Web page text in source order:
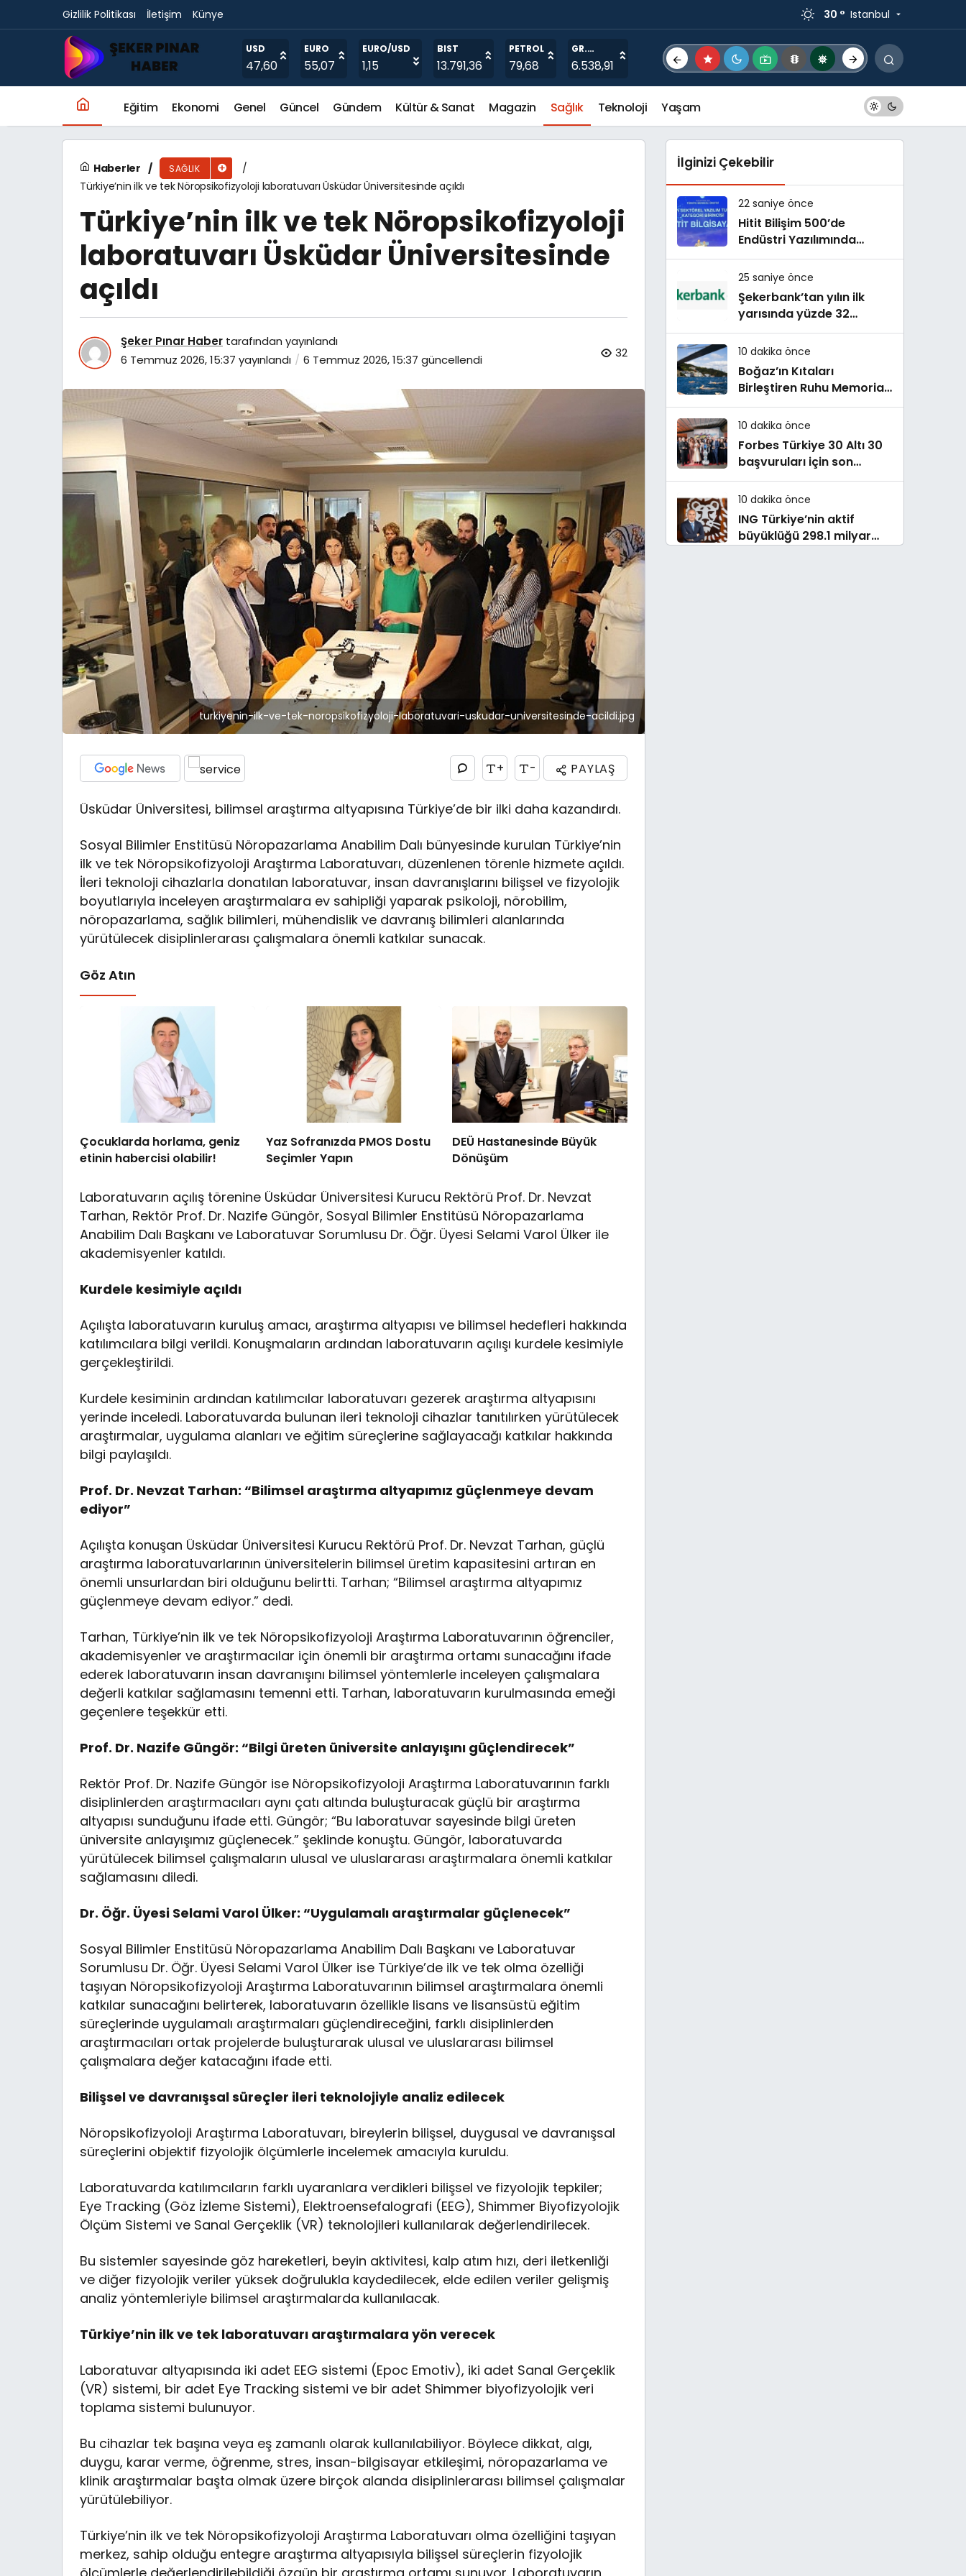
Gizlilik Politikası İletişim Künye 30 ° Istanbul
USD
47,60
EURO
55,07
EURO/USD
1,15
BIST
13.791,36
PETROL
79,68
GR.
ALTIN
6.538,91
Eğitim Ekonomi Genel Güncel Gündem Kültür & Sanat Magazin Sağlık Teknoloji Yaşam
Haberler SAĞLIK
Türkiye’nin ilk ve tek Nöropsikofizyoloji laboratuvarı Üsküdar Üniversitesinde açıldı
Türkiye’nin ilk ve tek Nöropsikofizyoloji
laboratuvarı Üsküdar Üniversitesinde
açıldı
Şeker Pınar Haber tarafından yayınlandı
6 Temmuz 2026, 15:37 yayınlandı 6 Temmuz 2026, 15:37 güncellendi 32
turkiyenin-ilk-ve-tek-noropsikofizyoloji-laboratuvari-uskudar-universitesinde-acildi.jpg
+ - PAYLAŞ
Üsküdar Üniversitesi, bilimsel araştırma altyapısına Türkiye’de bir ilki daha kazandırdı.
Sosyal Bilimler Enstitüsü Nöropazarlama Anabilim Dalı bünyesinde kurulan Türkiye’nin
ilk ve tek Nöropsikofizyoloji Araştırma Laboratuvarı, düzenlenen törenle hizmete açıldı.
İleri teknoloji cihazlarla donatılan laboratuvar, insan davranışlarını bilişsel ve fizyolojik
boyutlarıyla inceleyen araştırmalara ev sahipliği yaparak psikoloji, nörobilim,
nöropazarlama, sağlık bilimleri, mühendislik ve davranış bilimleri alanlarında
yürütülecek disiplinlerarası çalışmalara önemli katkılar sunacak.
Göz Atın
Çocuklarda horlama, geniz
etinin habercisi olabilir!
Yaz Sofranızda PMOS Dostu
Seçimler Yapın
DEÜ Hastanesinde Büyük
Dönüşüm
Laboratuvarın açılış törenine Üsküdar Üniversitesi Kurucu Rektörü Prof. Dr. Nevzat
Tarhan, Rektör Prof. Dr. Nazife Güngör, Sosyal Bilimler Enstitüsü Nöropazarlama
Anabilim Dalı Başkanı ve Laboratuvar Sorumlusu Dr. Öğr. Üyesi Selami Varol Ülker ile
akademisyenler katıldı.
Kurdele kesimiyle açıldı
Açılışta laboratuvarın kuruluş amacı, araştırma altyapısı ve bilimsel hedefleri hakkında
katılımcılara bilgi verildi. Konuşmaların ardından laboratuvarın açılışı kurdele kesimiyle
gerçekleştirildi.
Kurdele kesiminin ardından katılımcılar laboratuvarı gezerek araştırma altyapısını
yerinde inceledi. Laboratuvarda bulunan ileri teknoloji cihazlar tanıtılırken yürütülecek
araştırmalar, uygulama alanları ve eğitim süreçlerine sağlayacağı katkılar hakkında
bilgi paylaşıldı.
Prof. Dr. Nevzat Tarhan: “Bilimsel araştırma altyapımız güçlenmeye devam
ediyor”
Açılışta konuşan Üsküdar Üniversitesi Kurucu Rektörü Prof. Dr. Nevzat Tarhan, güçlü
araştırma laboratuvarlarının üniversitelerin bilimsel üretim kapasitesini artıran en
önemli unsurlardan biri olduğunu belirtti. Tarhan; “Bilimsel araştırma altyapımız
güçlenmeye devam ediyor.” dedi.
Tarhan, Türkiye’nin ilk ve tek Nöropsikofizyoloji Araştırma Laboratuvarının öğrenciler,
akademisyenler ve araştırmacılar için önemli bir araştırma ortamı sunacağını ifade
ederek laboratuvarın insan davranışını bilimsel yöntemlerle inceleyen çalışmalara
değerli katkılar sağlamasını temenni etti. Tarhan, laboratuvarın kurulmasında emeği
geçenlere teşekkür etti.
Prof. Dr. Nazife Güngör: “Bilgi üreten üniversite anlayışını güçlendirecek”
Rektör Prof. Dr. Nazife Güngör ise Nöropsikofizyoloji Araştırma Laboratuvarının farklı
disiplinlerden araştırmacıları aynı çatı altında buluşturacak güçlü bir araştırma
altyapısı sunduğunu ifade etti. Güngör; “Bu laboratuvar sayesinde bilgi üreten
üniversite anlayışımız güçlenecek.” şeklinde konuştu. Güngör, laboratuvarda
yürütülecek bilimsel çalışmaların ulusal ve uluslararası araştırmalara önemli katkılar
sağlamasını diledi.
Dr. Öğr. Üyesi Selami Varol Ülker: “Uygulamalı araştırmalar güçlenecek”
Sosyal Bilimler Enstitüsü Nöropazarlama Anabilim Dalı Başkanı ve Laboratuvar
Sorumlusu Dr. Öğr. Üyesi Selami Varol Ülker ise Türkiye’de ilk ve tek olma özelliği
taşıyan Nöropsikofizyoloji Araştırma Laboratuvarının bilimsel araştırmalara önemli
katkılar sunacağını belirterek, laboratuvarın özellikle lisans ve lisansüstü eğitim
süreçlerinde uygulamalı araştırmaları güçlendireceğini, farklı disiplinlerden
araştırmacıları ortak projelerde buluşturarak ulusal ve uluslararası bilimsel
çalışmalara değer katacağını ifade etti.
Bilişsel ve davranışsal süreçler ileri teknolojiyle analiz edilecek
Nöropsikofizyoloji Araştırma Laboratuvarı, bireylerin bilişsel, duygusal ve davranışsal
süreçlerini objektif fizyolojik ölçümlerle incelemek amacıyla kuruldu.
Laboratuvarda katılımcıların farklı uyaranlara verdikleri bilişsel ve fizyolojik tepkiler;
Eye Tracking (Göz İzleme Sistemi), Elektroensefalografi (EEG), Shimmer Biyofizyolojik
Ölçüm Sistemi ve Sanal Gerçeklik (VR) teknolojileri kullanılarak değerlendirilecek.
Bu sistemler sayesinde göz hareketleri, beyin aktivitesi, kalp atım hızı, deri iletkenliği
ve diğer fizyolojik veriler yüksek doğrulukla kaydedilecek, elde edilen veriler gelişmiş
analiz yöntemleriyle bilimsel araştırmalarda kullanılacak.
Türkiye’nin ilk ve tek laboratuvarı araştırmalara yön verecek
Laboratuvar altyapısında iki adet EEG sistemi (Epoc Emotiv), iki adet Sanal Gerçeklik
(VR) sistemi, bir adet Eye Tracking sistemi ve bir adet Shimmer biyofizyolojik veri
toplama sistemi bulunuyor.
Bu cihazlar tek başına veya eş zamanlı olarak kullanılabiliyor. Böylece dikkat, algı,
duygu, karar verme, öğrenme, stres, insan-bilgisayar etkileşimi, nöropazarlama ve
klinik araştırmalar başta olmak üzere birçok alanda disiplinlerarası bilimsel çalışmalar
yürütülebiliyor.
Türkiye’nin ilk ve tek Nöropsikofizyoloji Araştırma Laboratuvarı olma özelliğini taşıyan
merkez, sahip olduğu entegre araştırma altyapısıyla bilişsel süreçlerin fizyolojik
İlginizi Çekebilir
22 saniye önce
Hitit Bilişim 500’de
Endüstri Yazılımında
Birinci Sırada
25 saniye önce
Şekerbank’tan yılın ilk
yarısında yüzde 32
büyüme
10 dakika önce
Boğaz’ın Kıtaları
Birleştiren Ruhu Memorial
Sanat Galerilerinde
10 dakika önce
Forbes Türkiye 30 Altı 30
başvuruları için son
dönemece girildi!
10 dakika önce
ING Türkiye’nin aktif
büyüklüğü 298.1 milyar
Cildimizi sadece güneş ışınları yıpratmıyor!